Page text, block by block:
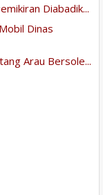
Diabadik...
Dinas
Arau Bersole...